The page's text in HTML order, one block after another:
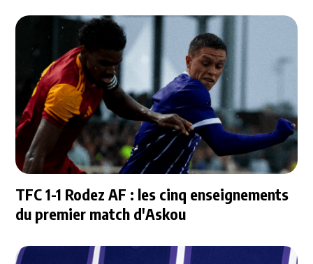
TFC 1-1 Rodez AF : les cinq enseignements
du premier match d'Askou